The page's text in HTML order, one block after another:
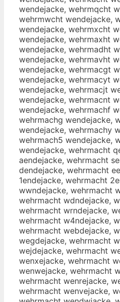
wendejacke, wehrmqcht
wehrmwcht wendejacke,
wendejacke, wehrmxcht
wendejacke, wehrmaxht
wendejacke, wehrmadht
wendejacke, wehrmavht
wendejacke, wehrmacgt
wendejacke, wehrmacyt
wendejacke, wehrmacjt
wendejacke, wehrmacnt
wendejacke, wehrmachf
wehrmachg wendejacke,
wendejacke, wehrmachy
wehrmach5 wendejacke,
wendejacke, wehrmacht
aendejacke, wehrmacht
dendejacke, wehrmacht
1endejacke, wehrmacht
wwndejacke, wehrmacht
wehrmacht wdndejacke,
wehrmacht wrndejacke,
wehrmacht w4ndejacke,
wehrmacht webdejacke,
wegdejacke, wehrmacht
wejdejacke, wehrmacht
wenxejacke, wehrmacht
wenwejacke, wehrmacht
wehrmacht wenrejacke,
wehrmacht wenvejacke,